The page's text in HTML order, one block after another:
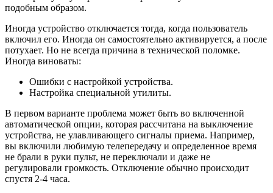
подобным образом.
Иногда устройство отключается тогда, когда пользователь
включил его. Иногда он самостоятельно активируется, а после
потухает. Но не всегда причина в технической поломке.
Иногда виноваты:
Ошибки с настройкой устройства.
Настройка специальной утилиты.
В первом варианте проблема может быть во включенной
автоматической опции, которая рассчитана на выключение
устройства, не улавливающего сигналы приема. Например,
вы включили любимую телепередачу и определенное время
не брали в руки пульт, не переключали и даже не
регулировали громкость. Отключение обычно происходит
спустя 2-4 часа.